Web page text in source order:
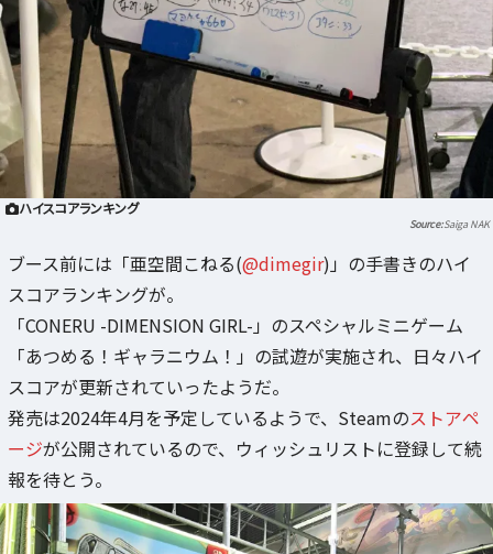
ハイスコアランキング
Saiga NAK
ブース前には「亜空間こねる(@dimegir)」の手書きのハイ
スコアランキングが。
「CONERU -DIMENSION GIRL-」のスペシャルミニゲーム
「あつめる！ギャラニウム！」の試遊が実施され、日々ハイ
スコアが更新されていったようだ。
発売は2024年4月を予定しているようで、Steamのストアペ
ージが公開されているので、ウィッシュリストに登録して続
報を待とう。